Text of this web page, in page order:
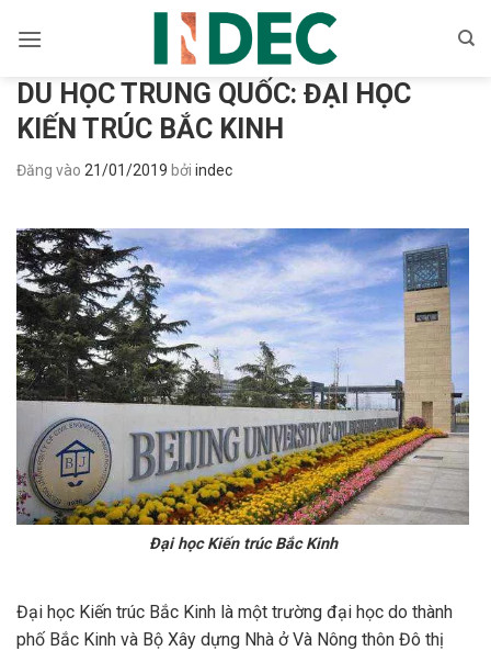
qua
dungDU HỌC TRUNG QUỐC: ĐẠI HỌC
KIẾN TRÚC BẮC KINH
Đăng vào 21/01/2019 bởi indec
Đại học Kiến trúc Bắc Kinh
Đại học Kiến trúc Bắc Kinh là một trường đại học do thành
phố Bắc Kinh và Bộ Xây dựng Nhà ở Và Nông thôn Đô thị